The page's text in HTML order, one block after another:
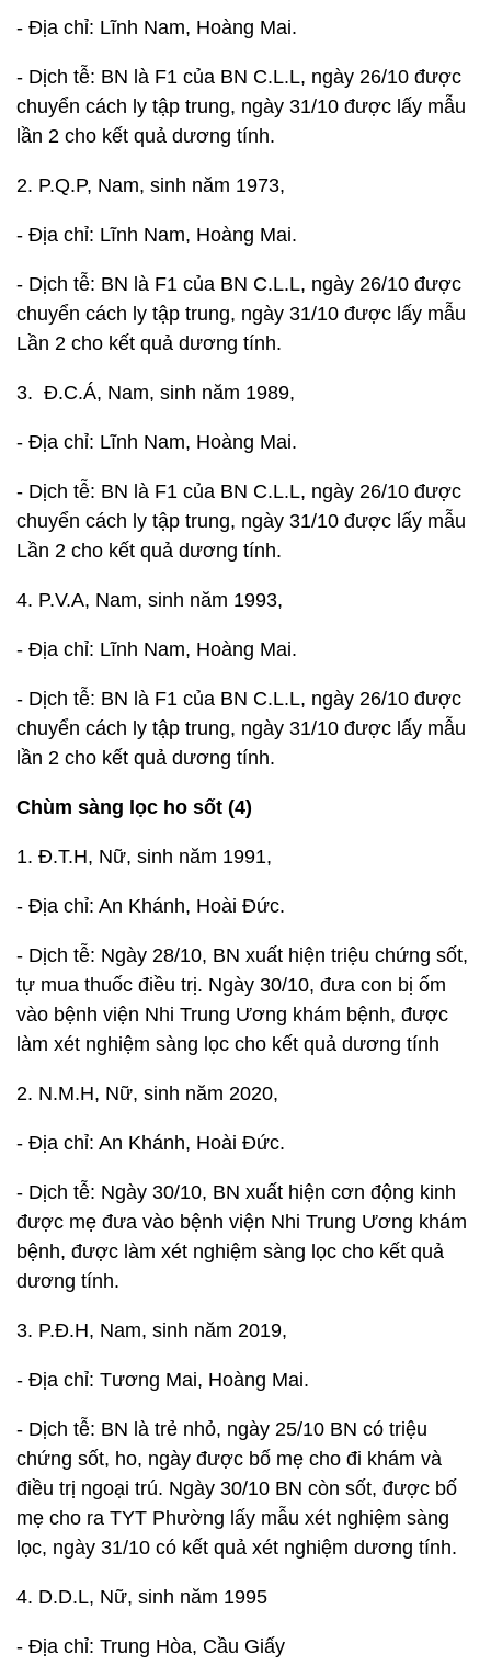
- Địa chỉ: Lĩnh Nam, Hoàng Mai.
- Dịch tễ: BN là F1 của BN C.L.L, ngày 26/10 được
chuyển cách ly tập trung, ngày 31/10 được lấy mẫu
lần 2 cho kết quả dương tính.
2. P.Q.P, Nam, sinh năm 1973,
- Địa chỉ: Lĩnh Nam, Hoàng Mai.
- Dịch tễ: BN là F1 của BN C.L.L, ngày 26/10 được
chuyển cách ly tập trung, ngày 31/10 được lấy mẫu
Lần 2 cho kết quả dương tính.
3. Đ.C.Á, Nam, sinh năm 1989,
- Địa chỉ: Lĩnh Nam, Hoàng Mai.
- Dịch tễ: BN là F1 của BN C.L.L, ngày 26/10 được
chuyển cách ly tập trung, ngày 31/10 được lấy mẫu
Lần 2 cho kết quả dương tính.
4. P.V.A, Nam, sinh năm 1993,
- Địa chỉ: Lĩnh Nam, Hoàng Mai.
- Dịch tễ: BN là F1 của BN C.L.L, ngày 26/10 được
chuyển cách ly tập trung, ngày 31/10 được lấy mẫu
lần 2 cho kết quả dương tính.
Chùm sàng lọc ho sốt (4)
1. Đ.T.H, Nữ, sinh năm 1991,
- Địa chỉ: An Khánh, Hoài Đức.
- Dịch tễ: Ngày 28/10, BN xuất hiện triệu chứng sốt,
tự mua thuốc điều trị. Ngày 30/10, đưa con bị ốm
vào bệnh viện Nhi Trung Ương khám bệnh, được
làm xét nghiệm sàng lọc cho kết quả dương tính
2. N.M.H, Nữ, sinh năm 2020,
- Địa chỉ: An Khánh, Hoài Đức.
- Dịch tễ: Ngày 30/10, BN xuất hiện cơn động kinh
được mẹ đưa vào bệnh viện Nhi Trung Ương khám
bệnh, được làm xét nghiệm sàng lọc cho kết quả
dương tính.
3. P.Đ.H, Nam, sinh năm 2019,
- Địa chỉ: Tương Mai, Hoàng Mai.
- Dịch tễ: BN là trẻ nhỏ, ngày 25/10 BN có triệu
chứng sốt, ho, ngày được bố mẹ cho đi khám và
điều trị ngoại trú. Ngày 30/10 BN còn sốt, được bố
mẹ cho ra TYT Phường lấy mẫu xét nghiệm sàng
lọc, ngày 31/10 có kết quả xét nghiệm dương tính.
4. D.D.L, Nữ, sinh năm 1995
- Địa chỉ: Trung Hòa, Cầu Giấy